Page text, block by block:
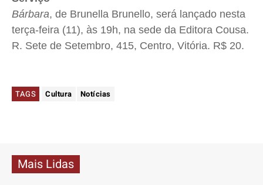
Bárbara, de Brunella Brunello, será lançado nesta
terça-feira (11), às 19h, na sede da Editora Cousa.
R. Sete de Setembro, 415, Centro, Vitória. R$ 20.
TAGS Cultura Notícias
Mais Lidas